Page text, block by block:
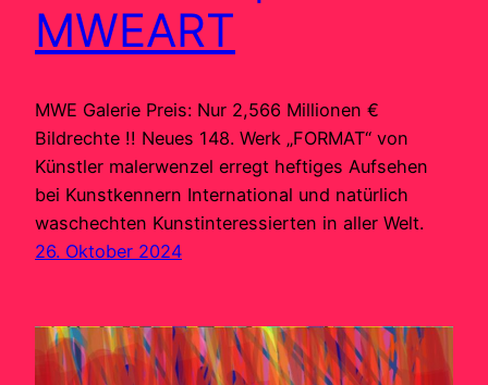
MWEART
MWE Galerie Preis: Nur 2,566 Millionen €
Bildrechte !! Neues 148. Werk „FORMAT“ von
Künstler malerwenzel erregt heftiges Aufsehen
bei Kunstkennern International und natürlich
waschechten Kunstinteressierten in aller Welt.
26. Oktober 2024